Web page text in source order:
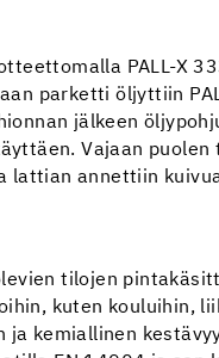
PALL-X
parketti öljyttiin
jälkeen
Vajaan
lattian annettiin
tilojen
kuten kouluihin,
kemiallinen